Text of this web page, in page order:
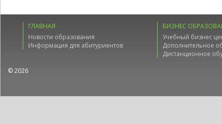
ГЛАВНАЯ
Новости образования
Информация для абитуриентов
БИЗНЕС
Учебный бизнес
Дополнительное
Дистанционное
© 2026